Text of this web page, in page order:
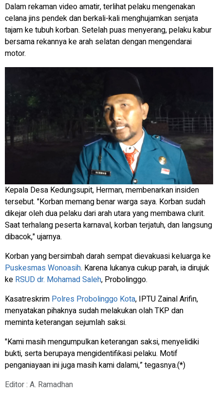
Dalam rekaman video amatir, terlihat pelaku mengenakan
celana jins pendek dan berkali-kali menghujamkan senjata
tajam ke tubuh korban. Setelah puas menyerang, pelaku kabur
bersama rekannya ke arah selatan dengan mengendarai
motor.
Kepala Desa Kedungsupit, Herman, membenarkan insiden
tersebut. "Korban memang benar warga saya. Korban sudah
dikejar oleh dua pelaku dari arah utara yang membawa clurit.
Saat terhalang peserta karnaval, korban terjatuh, dan langsung
dibacok," ujarnya.
Korban yang bersimbah darah sempat dievakuasi keluarga ke
Puskesmas Wonoasih. Karena lukanya cukup parah, ia dirujuk
ke RSUD dr. Mohamad Saleh, Probolinggo.
Kasatreskrim Polres Probolinggo Kota, IPTU Zainal Arifin,
menyatakan pihaknya sudah melakukan olah TKP dan
meminta keterangan sejumlah saksi.
"Kami masih mengumpulkan keterangan saksi, menyelidiki
bukti, serta berupaya mengidentifikasi pelaku. Motif
penganiayaan ini juga masih kami dalami,” tegasnya.(*)
Editor : A. Ramadhan